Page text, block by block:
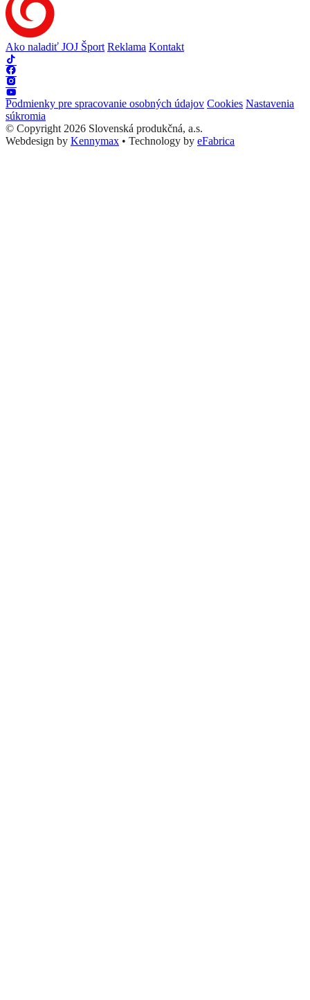
Ako naladiť JOJ Šport Reklama Kontakt
Podmienky pre spracovanie osobných údajov Cookies Nastavenia
súkromia
© Copyright 2026 Slovenská produkčná, a.s.
Webdesign by Kennymax • Technology by eFabrica